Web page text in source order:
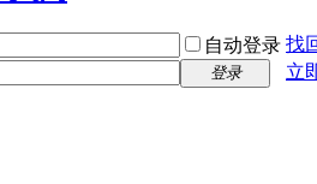
自动登录 找
登录
立